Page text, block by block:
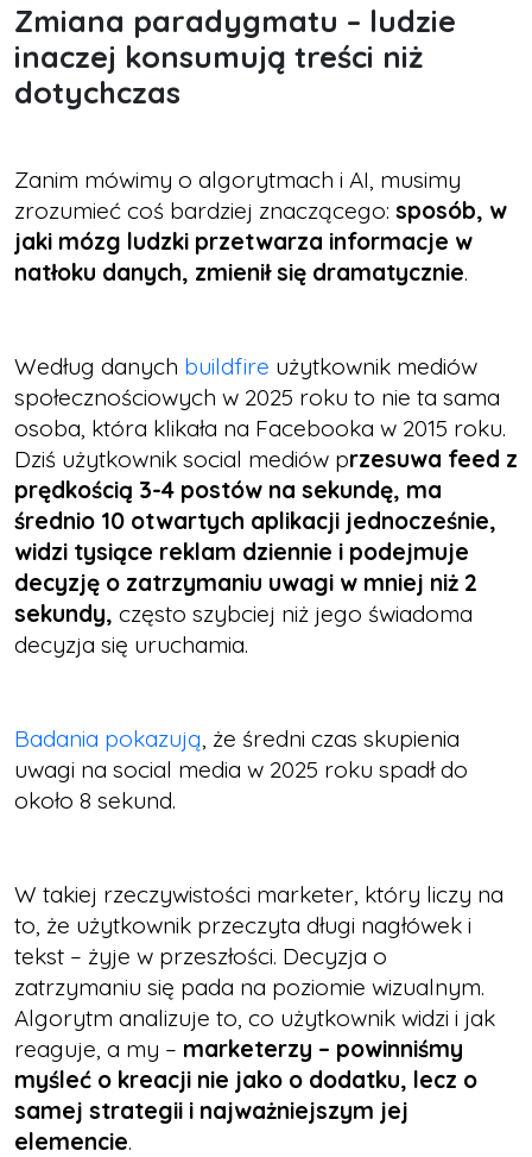
Zmiana paradygmatu – ludzie
inaczej konsumują treści niż
dotychczas
Zanim mówimy o algorytmach i AI, musimy
zrozumieć coś bardziej znaczącego: sposób, w
jaki mózg ludzki przetwarza informacje w
natłoku danych, zmienił się dramatycznie.
Według danych buildfire użytkownik mediów
społecznościowych w 2025 roku to nie ta sama
osoba, która klikała na Facebooka w 2015 roku.
Dziś użytkownik social mediów przesuwa feed z
prędkością 3-4 postów na sekundę, ma
średnio 10 otwartych aplikacji jednocześnie,
widzi tysiące reklam dziennie i podejmuje
decyzję o zatrzymaniu uwagi w mniej niż 2
sekundy, często szybciej niż jego świadoma
decyzja się uruchamia.
Badania pokazują , że średni czas skupienia
uwagi na social media w 2025 roku spadł do
około 8 sekund.
W takiej rzeczywistości marketer, który liczy na
to, że użytkownik przeczyta długi nagłówek i
tekst – żyje w przeszłości. Decyzja o
zatrzymaniu się pada na poziomie wizualnym.
Algorytm analizuje to, co użytkownik widzi i jak
reaguje, a my – marketerzy – powinniśmy
myśleć o kreacji nie jako o dodatku, lecz o
samej strategii i najważniejszym jej
elemencie.